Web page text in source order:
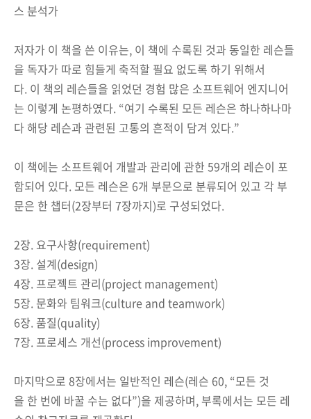
스 분석가
저자가 이 책을 쓴 이유는, 이 책에 수록된 것과 동일한 레슨들
을 독자가 따로 힘들게 축적할 필요 없도록 하기 위해서
다. 이 책의 레슨들을 읽었던 경험 많은 소프트웨어 엔지니어
는 이렇게 논평하였다. “여기 수록된 모든 레슨은 하나하나마
다 해당 레슨과 관련된 고통의 흔적이 담겨 있다.”
이 책에는 소프트웨어 개발과 관리에 관한 59개의 레슨이 포
함되어 있다. 모든 레슨은 6개 부문으로 분류되어 있고 각 부
문은 한 챕터(2장부터 7장까지)로 구성되었다.
2장. 요구사항(requirement)
3장. 설계(design)
4장. 프로젝트 관리(project management)
5장. 문화와 팀워크(culture and teamwork)
6장. 품질(quality)
7장. 프로세스 개선(process improvement)
마지막으로 8장에서는 일반적인 레슨(레슨 60, “모든 것
을 한 번에 바꿀 수는 없다”)을 제공하며, 부록에서는 모든 레